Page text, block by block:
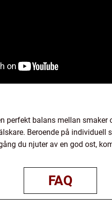
perfekt balans mellan
Beroende på individuell
du njuter av en god ost,
FAQ